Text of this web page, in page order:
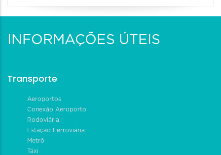
INFORMAÇÕES ÚTEIS
Transporte
Aeroportos
Conexão Aeroporto
Rodoviária
Estação Ferroviária
Metrô
Táxi